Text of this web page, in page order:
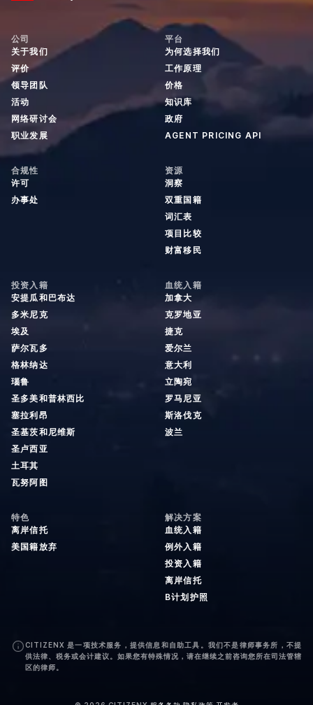
公司
关于我们
评价
领导团队
活动
网络研讨会
职业发展
平台
为何选择我们
工作原理
价格
知识库
政府
AGENT PRICING API
合规性
许可
办事处
资源
洞察
双重国籍
词汇表
项目比较
财富移民
投资入籍
安提瓜和巴布达
多米尼克
埃及
萨尔瓦多
格林纳达
瑙鲁
圣多美和普林西比
塞拉利昂
圣基茨和尼维斯
圣卢西亚
土耳其
瓦努阿图
血统入籍
加拿大
克罗地亚
捷克
爱尔兰
意大利
立陶宛
罗马尼亚
斯洛伐克
波兰
特色
离岸信托
美国籍放弃
解决方案
血统入籍
例外入籍
投资入籍
离岸信托
B计划护照
CITIZENX 是一项技术服务，提供信息和自助工具。我们不是律师事务所，不提
供法律、税务或会计建议。如果您有特殊情况，请在继续之前咨询您所在司法管辖
区的律师。